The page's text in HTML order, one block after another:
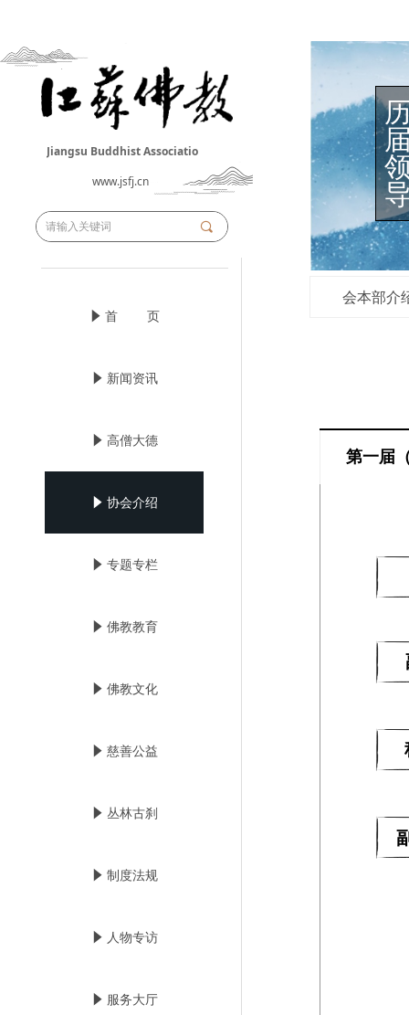
会本部介
第一届
념 首 页
념 新闻资讯
념 高僧大德
념 协会介绍
념 专题专栏
념 佛教教育
념 佛教文化
념 慈善公益
념 丛林古刹
념 制度法规
념 人物专访
념 服务大厅
www.jsfj.cn
Jiangsu Buddhist Associatio
끠